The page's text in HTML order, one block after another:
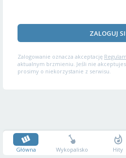
ZALOGUJ
Zalogowanie oznacza akceptację
aktualnym brzmieniu. Jeśli nie
prosimy o niekorzystanie z serwisu.
Główna Wykopalisko Hity